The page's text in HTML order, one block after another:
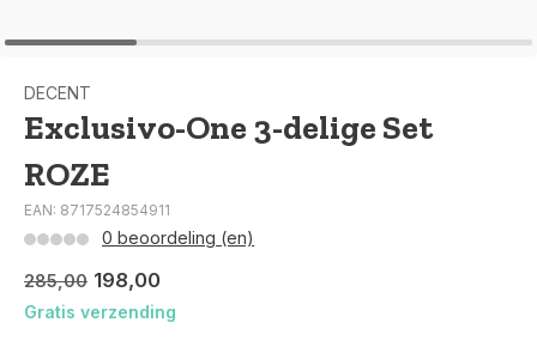
DECENT
Exclusivo-One 3-delige Set
ROZE
EAN: 8717524854911
0 beoordeling (en)
285,00 198,00
Gratis verzending